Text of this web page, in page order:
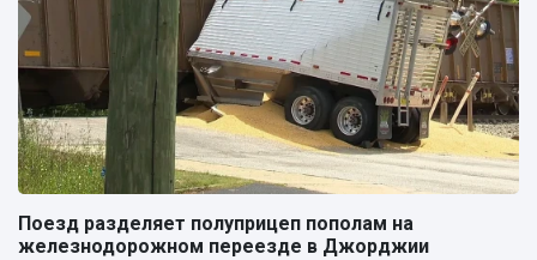
Поезд разделяет полуприцеп пополам на
железнодорожном переезде в Джорджии